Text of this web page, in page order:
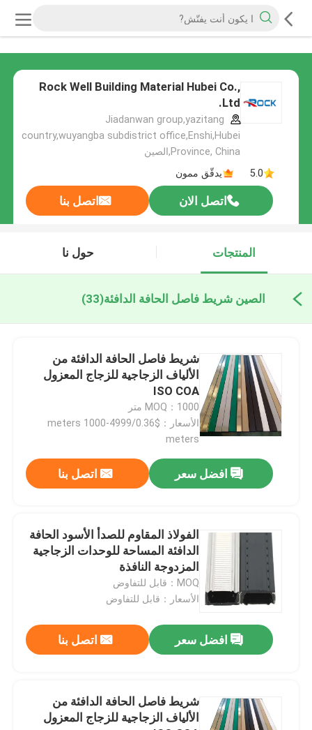
Rock Well Building Material Hubei Co.,
Ltd.
Jiadanwan group,yazitang
country,wuyangba subdistrict office,Enshi,Hubei
Province, China,الصين
5.0
يدقّق ممون
اتصل الان اتصل بنا
المنتجات حول نا
الصين شريط فاصل الحافة الدافئة(33)
شريط فاصل الحافة الدافئة من
الألياف الزجاجية للزجاج المعزول
ISO COA
MOQ：1000 متر
الأسعار：$0.36/meters 1000-4999
meters
افضل سعر اتصل بنا
الفولاذ المقاوم للصدأ الأسود الحافة
الدافئة المساحة للوحدات الزجاجية
المزدوجة النافذة
MOQ：قابل للتفاوض
الأسعار：قابل للتفاوض
افضل سعر اتصل بنا
شريط فاصل الحافة الدافئة من
الألياف الزجاجية للزجاج المعزول